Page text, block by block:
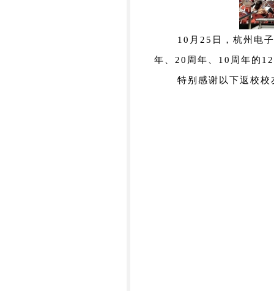
10月25日，杭州电
年、20周年、10周年的
特别感谢以下返校